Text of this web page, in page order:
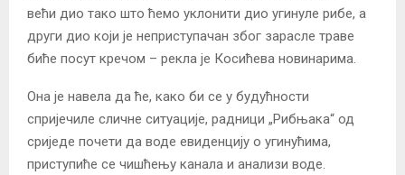
већи дио тако што ћемо уклонити дио угинуле рибе, а
други дио који је неприступачан због зарасле траве
биће посут кречом – рекла је Косићева новинарима.
Она је навела да ће, како би се у будућности
спријечиле сличне ситуације, радници „Рибњака“ од
сриједе почети да воде евиденцију о угинућима,
приступиће се чишћењу канала и анализи воде.